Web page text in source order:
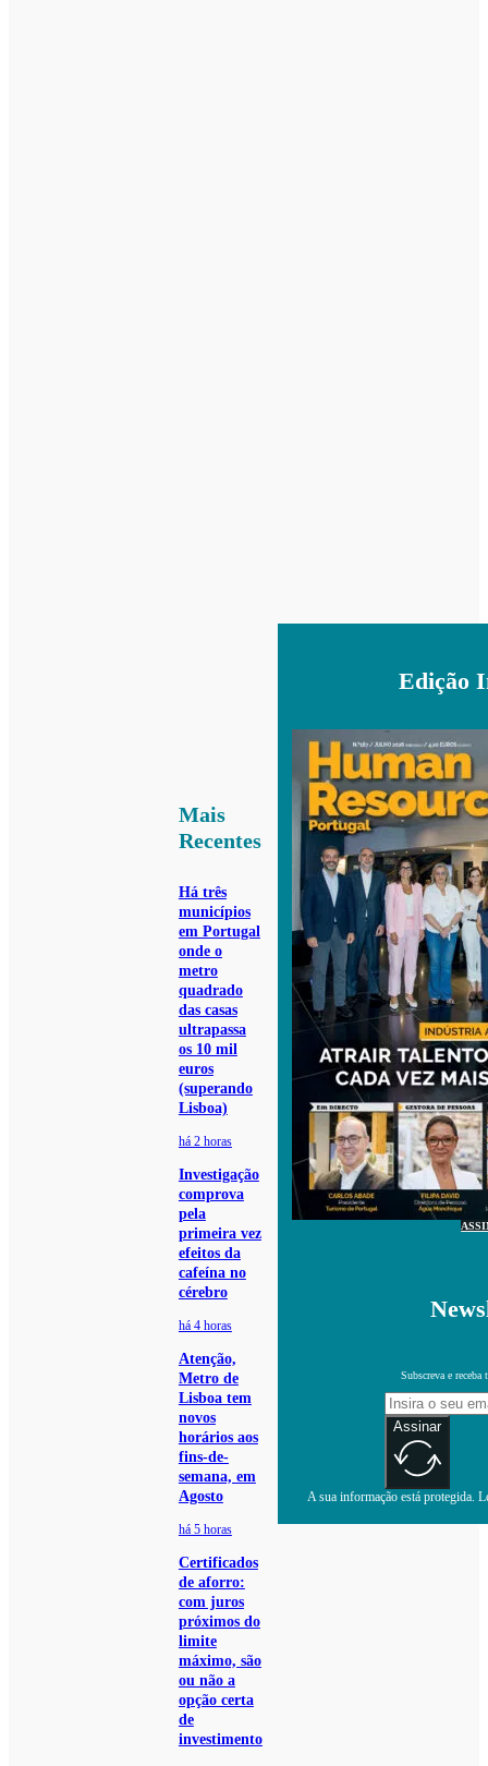
Mais
Recentes
Há três
municípios
em Portugal
onde o
metro
quadrado
das casas
ultrapassa
os 10 mil
euros
(superando
Lisboa)
há 2 horas
Investigação
comprova
pela
primeira vez
efeitos da
cafeína no
cérebro
há 4 horas
Atenção,
Metro de
Lisboa tem
novos
horários aos
fins-de-
semana, em
Agosto
há 5 horas
Certificados
de aforro:
com juros
próximos do
limite
máximo, são
ou não a
opção certa
de
investimento
Edição
Subscreva e receba
Assinar
A sua informação está protegida.